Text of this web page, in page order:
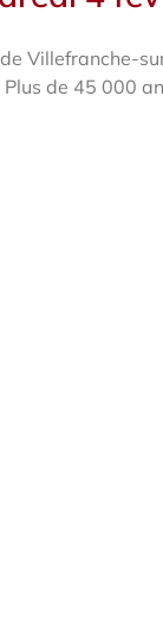
Villefranche-
de 45 000